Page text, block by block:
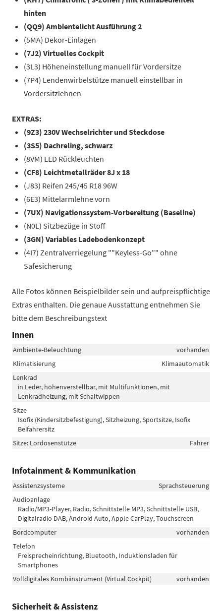
hinten
(QQ9) Ambientelicht Ausführung 2
(5MA) Dekor-Einlagen
(7J2) Virtuelles Cockpit
(3L3) Höheneinstellung manuell für Vordersitze
(7P4) Lendenwirbelstütze manuell einstellbar in
Vordersitzlehnen
EXTRAS:
(9Z3) 230V Wechselrichter und Steckdose
(3S5) Dachreling, schwarz
(8VM) LED Rückleuchten
(CF8) Leichtmetallräder 8J x 18
(J83) Reifen 245/45 R18 96W
(6E3) Mittelarmlehne vorn
(7UX) Navigationssystem-Vorbereitung (Baseline)
(N0L) Sitzbezüge in Stoff
(3GN) Variables Ladebodenkonzept
(4I7) Zentralverriegelung ""Keyless-Go"" ohne
Safesicherung
Alle Fotos können Beispielbilder sein und aufpreispflichtige
Extras enthalten. Die genaue Ausstattung entnehmen Sie
bitte dem Beschreibungstext
Innen
Ambiente-Beleuchtung
vorhanden
Klimatisierung
Klimaautomatik
Lenkrad
in Leder, höhenverstellbar, mit Multifunktionen, mit
Lenkradheizung, mit Schaltwippen
Sitze
Isofix (Kindersitzbefestigung), Sitzheizung, Sportsitze, Isofix
Beifahrersitz
Sitze: Lordosenstütze
Fahrer
Infotainment & Kommunikation
Assistenzsysteme
Sprachsteuerung
Audioanlage
Radio/MP3-Player, Radio, Schnittstelle MP3, Schnittstelle USB,
Digitalradio DAB, Android Auto, Apple CarPlay, Touchscreen
Bordcomputer
vorhanden
Telefon
Freisprecheinrichtung, Bluetooth, Induktionsladen für
Smartphones
Volldigitales Kombiinstrument (Virtual Cockpit)
vorhanden
Sicherheit & Assistenz